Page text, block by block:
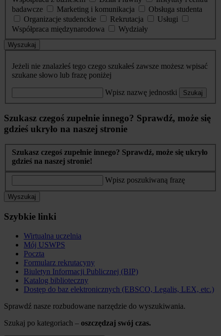
badawcze
Marketing i komunikacja
Obsługa studenta
Organizacje studenckie
Rekrutacja
Usługi
Współpraca międzynarodowa
Wydziały
Wyszukaj
Jeżeli nie znalazłeś tego czego szukałeś zawsze możesz wpisać
szukane słowo lub frazę poniżej
Wpisz nazwę jednostki Szukaj
Szukasz czegoś zupełnie innego? Sprawdź, może się
gdzieś ukryło na naszej stronie
Szukasz czegoś zupełnie innego? Sprawdź, może się ukryło
gdzieś na naszej stronie!
Wpisz poszukiwaną frazę
Wyszukaj
Szybkie linki
Wirtualna uczelnia
Mój USWPS
Poczta
Formularz rekrutacyny
Biuletyn Informacji Publicznej (BIP)
Katalog biblioteczny
Dostęp do baz elektronicznych (EBSCO, Legalis, LEX, etc.)
Sprawdź nasze rozbudowane narzędzie do wyszukiwania.
Szukaj po kategoriach – oszczędzaj swój czas.